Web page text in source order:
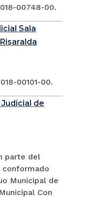
00748-00.
Sala
00101-00.
de
parte del
conformado
Municipal de
Con